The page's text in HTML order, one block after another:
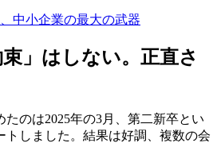
中小企業の最大の武器
」はしない。正直さ
のは2025年の3月、第二新卒とい
トしました。結果は好調、複数の会